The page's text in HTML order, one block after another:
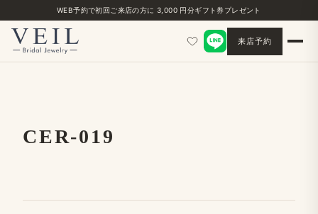
WEB予約で​初回ご来店の​方に​ 3,000 円分ギフト券プレゼント
来店予約
CER-019